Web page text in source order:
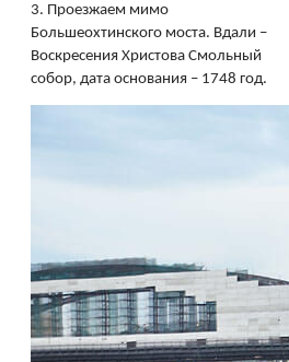
3. Проезжаем мимо
Большеохтинского моста. Вдали –
Воскресения Христова Смольный
собор, дата основания – 1748 год.